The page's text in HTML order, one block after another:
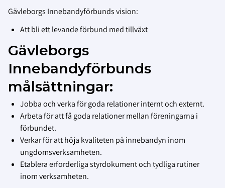
Gävleborgs Innebandyförbunds vision:
Att bli ett levande förbund med tillväxt
Gävleborgs
Innebandyförbunds
målsättningar:
Jobba och verka för goda relationer internt och externt.
Arbeta för att få goda relationer mellan föreningarna i
förbundet.
Verkar för att höja kvaliteten på innebandyn inom
ungdomsverksamheten.
Etablera erforderliga styrdokument och tydliga rutiner
inom verksamheten.